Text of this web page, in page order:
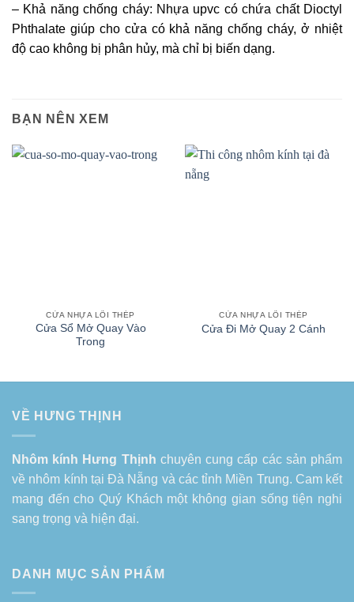
– Khả năng chống cháy: Nhựa upvc có chứa chất Dioctyl
Phthalate giúp cho cửa có khả năng chống cháy, ở nhiệt
độ cao không bị phân hủy, mà chỉ bị biến dạng.
BẠN NÊN XEM
CỬA NHỰA LÕI THÉP
Cửa Sổ Mở Quay Vào
Trong
CỬA NHỰA LÕI THÉP
Cửa Đi Mở Quay 2 Cánh
VỀ HƯNG THỊNH
Nhôm kính Hưng Thịnh chuyên cung cấp các sản phẩm
về nhôm kính tại Đà Nẵng và các tỉnh Miền Trung. Cam kết
mang đến cho Quý Khách một không gian sống tiện nghi
sang trọng và hiện đại.
DANH MỤC SẢN PHẨM